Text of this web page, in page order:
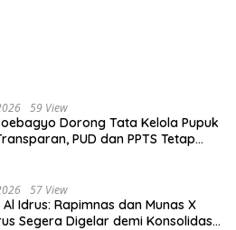
59 View
Dorong Tata Kelola Pupuk
PUD dan PPTS Tetap
57 View
Al Idrus: Rapimnas dan Munas X
Segera Digelar demi Konsolidasi